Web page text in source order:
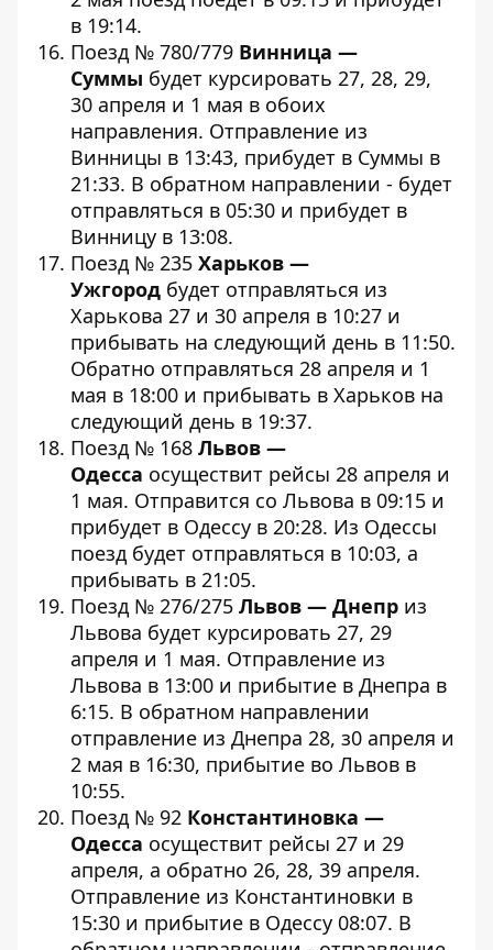
в 19:14.
Поезд № 780/779 Винница —
Суммы будет курсировать 27, 28, 29,
30 апреля и 1 мая в обоих
направления. Отправление из
Винницы в 13:43, прибудет в Суммы в
21:33. В обратном направлении - будет
отправляться в 05:30 и прибудет в
Винницу в 13:08.
Поезд № 235 Харьков —
Ужгород будет отправляться из
Харькова 27 и 30 апреля в 10:27 и
прибывать на следующий день в 11:50.
Обратно отправляться 28 апреля и 1
мая в 18:00 и прибывать в Харьков на
следующий день в 19:37.
Поезд № 168 Львов —
Одесса осуществит рейсы 28 апреля и
1 мая. Отправится со Львова в 09:15 и
прибудет в Одессу в 20:28. Из Одессы
поезд будет отправляться в 10:03, а
прибывать в 21:05.
Поезд № 276/275 Львов — Днепр из
Львова будет курсировать 27, 29
апреля и 1 мая. Отправление из
Львова в 13:00 и прибытие в Днепра в
6:15. В обратном направлении
отправление из Днепра 28, з0 апреля и
2 мая в 16:30, прибытие во Львов в
10:55.
Поезд № 92 Константиновка —
Одесса осуществит рейсы 27 и 29
апреля, а обратно 26, 28, 39 апреля.
Отправление из Константиновки в
15:30 и прибытие в Одессу 08:07. В